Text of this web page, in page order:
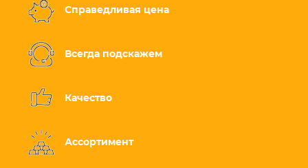
Справедливая цена
Всегда подскажем
Качество
Ассортимент